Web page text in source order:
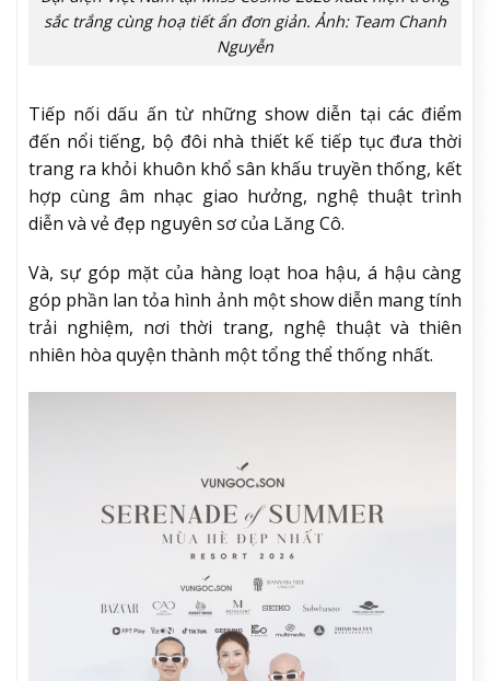
sắc trắng cùng hoạ tiết ẩn đơn giản. Ảnh: Team Chanh
Nguyễn
Tiếp nối dấu ấn từ những show diễn tại các điểm
đến nổi tiếng, bộ đôi nhà thiết kế tiếp tục đưa thời
trang ra khỏi khuôn khổ sân khấu truyền thống, kết
hợp cùng âm nhạc giao hưởng, nghệ thuật trình
diễn và vẻ đẹp nguyên sơ của Lăng Cô.
Và, sự góp mặt của hàng loạt hoa hậu, á hậu càng
góp phần lan tỏa hình ảnh một show diễn mang tính
trải nghiệm, nơi thời trang, nghệ thuật và thiên
nhiên hòa quyện thành một tổng thể thống nhất.